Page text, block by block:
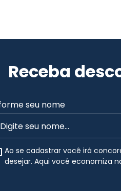
Receba
seu nome
Ao se cadastrar você irá
desejar. Aqui você economiza